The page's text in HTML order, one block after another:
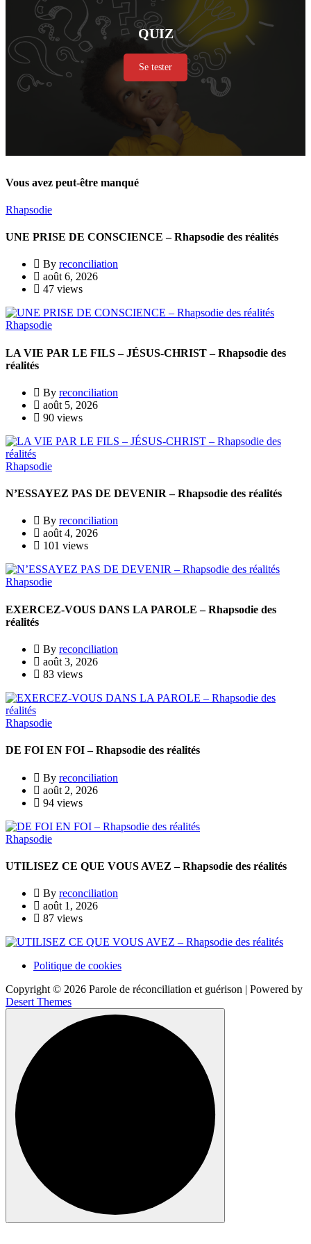
QUIZ
Se tester
Vous avez peut-être manqué
Rhapsodie
UNE PRISE DE CONSCIENCE – Rhapsodie des réalités
By reconciliation
août 6, 2026
47 views
Rhapsodie
LA VIE PAR LE FILS – JÉSUS-CHRIST – Rhapsodie des
réalités
By reconciliation
août 5, 2026
90 views
Rhapsodie
N’ESSAYEZ PAS DE DEVENIR – Rhapsodie des réalités
By reconciliation
août 4, 2026
101 views
Rhapsodie
EXERCEZ-VOUS DANS LA PAROLE – Rhapsodie des
réalités
By reconciliation
août 3, 2026
83 views
Rhapsodie
DE FOI EN FOI – Rhapsodie des réalités
By reconciliation
août 2, 2026
94 views
Rhapsodie
UTILISEZ CE QUE VOUS AVEZ – Rhapsodie des réalités
By reconciliation
août 1, 2026
87 views
Politique de cookies
Copyright © 2026 Parole de réconciliation et guérison | Powered by
Desert Themes